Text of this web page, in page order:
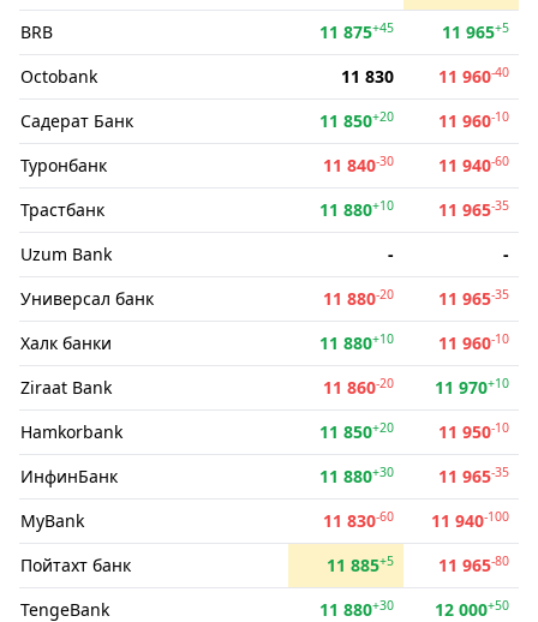
BRB 11 875+45 11 965+5
Octobank 11 830 11 960-40
Садерат Банк 11 850+20 11 960-10
Туронбанк 11 840-30 11 940-60
Трастбанк 11 880+10 11 965-35
Uzum Bank -
-
Универсал банк
11 880-20 11 965-35
Халк банки 11 880+10 11 960-10
Ziraat Bank 11 860-20 11 970+10
Hamkorbank 11 850+20 11 950-10
ИнфинБанк 11 880+30 11 965-35
MyBank 11 830-60 11 940-100
Пойтахт банк 11 885+5 11 965-80
TengeBank 11 880+30 12 000+50